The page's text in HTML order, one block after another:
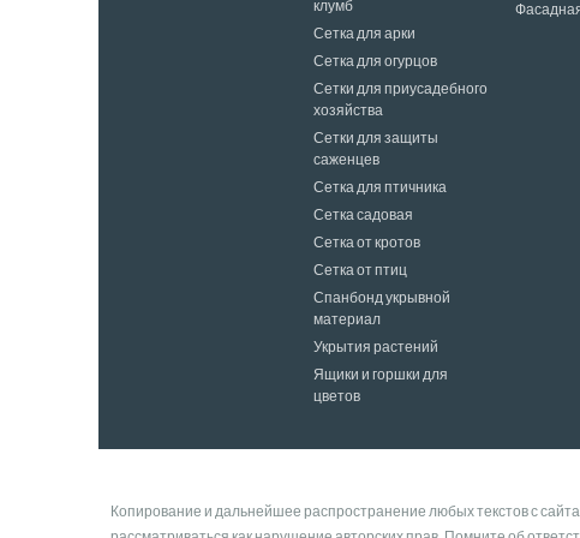
клумб
Сетка для арки
Сетка для огурцов
Сетки для приусадебного
хозяйства
Сетки для защиты
саженцев
Сетка для птичника
Сетка садовая
Сетка от кротов
Сетка от птиц
Спанбонд укрывной
материал
Укрытия растений
Ящики и горшки для
цветов
Копирование и дальнейшее распространение любых текстов с